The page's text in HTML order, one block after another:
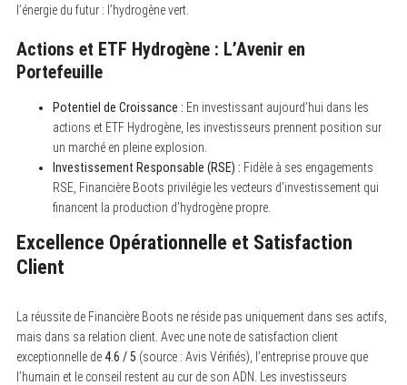
l’énergie du futur : l’hydrogène vert.
Actions et ETF Hydrogène : L’Avenir en
Portefeuille
Potentiel de Croissance : En investissant aujourd’hui dans les
actions et ETF Hydrogène, les investisseurs prennent position sur
un marché en pleine explosion.
Investissement Responsable (RSE) : Fidèle à ses engagements
RSE, Financière Boots privilégie les vecteurs d’investissement qui
financent la production d’hydrogène propre.
Excellence Opérationnelle et Satisfaction
Client
La réussite de Financière Boots ne réside pas uniquement dans ses actifs,
mais dans sa relation client. Avec une note de satisfaction client
exceptionnelle de 4.6 / 5 (source : Avis Vérifiés), l’entreprise prouve que
l’humain et le conseil restent au cur de son ADN. Les investisseurs